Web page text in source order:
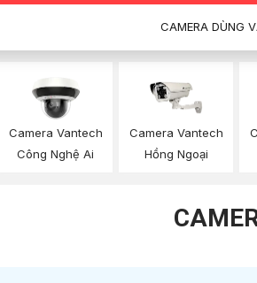
CAMERA DÙNG
Camera Vantech
Công Nghệ Ai
Camera Vantech
Hồng Ngoại